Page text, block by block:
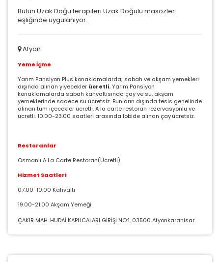
Bütün Uzak Doğu terapileri Uzak Doğulu masözler
eşliğinde uygulanıyor.
Afyon
Yeme İçme
Yarım Pansiyon Plus konaklamalarda; sabah ve akşam yemekleri
dışında alınan yiyecekler ücretli.Yarım Pansiyon
konaklamalarda sabah kahvaltısında çay ve su, akşam
yemeklerinde sadece su ücretsiz. Bunların dışında tesis genelinde
alınan tüm içecekler ücretli. A la carte restoran rezervasyonlu ve
ücretli. 10.00-23.00 saatleri arasında lobide alınan çayücretsiz.
Restoranlar
Osmanlı A La Carte Restoran(Ücretli)
Hizmet Saatleri
07.00-10.00 Kahvaltı
19.00-21.00 Akşam Yemeği
ÇAKIR MAH. HÜDAİ KAPLICALARI GİRİŞİ NO:1, 03500 Afyonkarahisar